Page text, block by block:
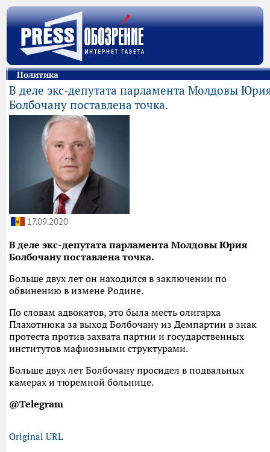
Политика
В деле экс-депутата парламента Молдовы
Болбочану поставлена точка.
17.09.2020
В деле экс-депутата парламента Молдовы Юрия
Болбочану поставлена точка.
Больше двух лет он находился в заключении по
обвинению в измене Родине.
По словам адвокатов, это была месть олигарха
Плахотнюка за выход Болбочану из Демпартии в знак
протеста против захвата партии и государственных
институтов мафиозными структурами.
Больше двух лет Болбочану просидел в подвальных
камерах и тюремной больнице.
@Telegram
Original URL